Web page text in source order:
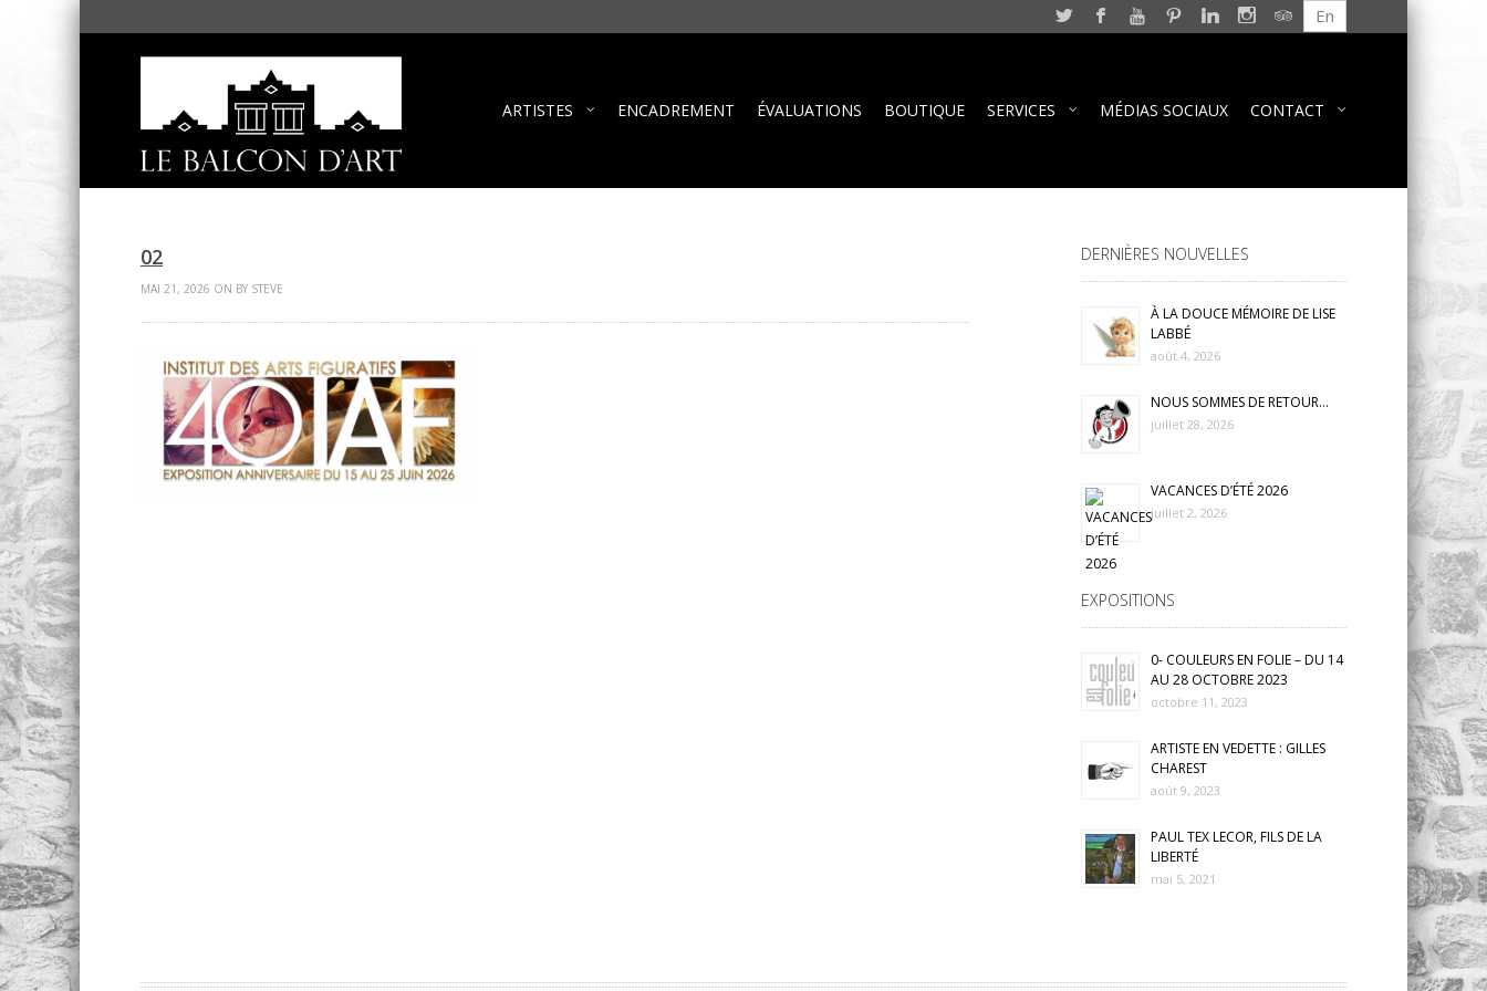
En
ARTISTES ENCADREMENT ÉVALUATIONS BOUTIQUE SERVICES MÉDIAS SOCIAUX CONTACT
02
MAI 21, 2026 ON BY STEVE
DERNIÈRES NOUVELLES
À LA DOUCE MÉMOIRE DE LISE
LABBÉ
août 4, 2026
NOUS SOMMES DE RETOUR…
juillet 28, 2026
VACANCES D’ÉTÉ 2026
juillet 2, 2026
EXPOSITIONS
0- COULEURS EN FOLIE – DU 14
AU 28 OCTOBRE 2023
octobre 11, 2023
ARTISTE EN VEDETTE : GILLES
CHAREST
août 9, 2023
PAUL TEX LECOR, FILS DE LA
LIBERTÉ
mai 5, 2021